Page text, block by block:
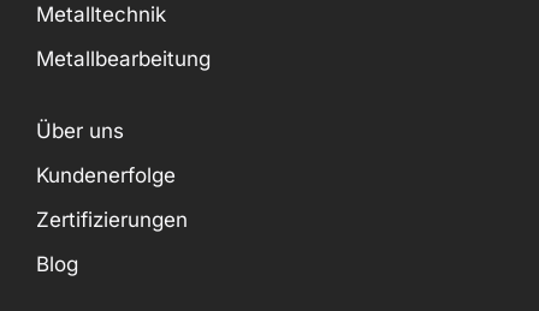
Metalltechnik
Metallbearbeitung
Über uns
Kundenerfolge
Zertifizierungen
Blog